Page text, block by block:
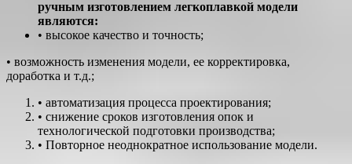
ручным изготовлением легкоплавкой модели
являются:
• высокое качество и точность;
• возможность изменения модели, ее корректировка,
доработка и т.д.;
• автоматизация процесса проектирования;
• снижение сроков изготовления опок и
технологической подготовки производства;
• Повторное неоднократное использование модели.